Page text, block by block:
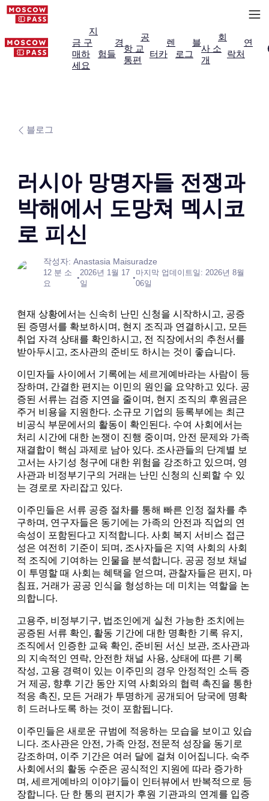
지
금 구
매하
세요
경
험들
공
항 교
통편
렌
터카
블
로그
회
사 소
개
연
락처
블로그
러시아 망명자들 전쟁과
박해에서 도망쳐 멕시코
로 피신
작성자: Anastasia Maisuradze
12 분 소
요
•
2026년 1월 17
일
•
마지막 업데이트일: 2026년 8월
06일
현재 상황에서는 신속히 난민 신청을 시작하시고, 공증
된 증명서를 확보하시며, 현지 조직과 연결하시고, 모든
취업 자격 상태를 확인하시고, 전 직장에서의 추천서를
받아두시고, 조사관의 준비도 하시는 것이 좋습니다.
이민자들 사이에서 기록에는 세르게예바라는 사람이 등
장하며, 간결한 편지는 이민의 원인을 요약하고 있다. 공
증된 서류는 검증 지연을 줄이며, 현지 조직의 후원금은
주거 비용을 지원한다. 소규모 기업의 등록부에는 최근
비공식 부문에서의 활동이 확인된다. 수여 사회에서는
처리 시간에 대한 논쟁이 진행 중이며, 안전 문제와 가족
재결합이 핵심 과제로 남아 있다. 조사관들의 단계별 보
고서는 사기성 청구에 대한 위험을 강조하고 있으며, 영
사관과 비정부기구의 거래는 난민 신청의 신뢰할 수 있
는 경로로 자리잡고 있다.
이주민들은 서류 공증 절차를 통해 빠른 인정 절차를 추
구하며, 연구자들은 동기에는 가족의 안전과 직업의 연
속성이 포함된다고 지적합니다. 사회 복지 서비스 접근
성은 여전히 기준이 되며, 조사자들은 지역 사회의 사회
적 조직에 기여하는 인물을 분석합니다. 공공 정보 채널
이 투명할 때 사회는 혜택을 얻으며, 관찰자들은 편지, 마
침표, 거래가 공공 인식을 형성하는 데 미치는 역할을 논
의합니다.
고용주, 비정부기구, 법조인에게 실천 가능한 조치에는
공증된 서류 확인, 활동 기간에 대한 명확한 기록 유지,
조직에서 인증한 교육 확인, 준비된 서신 보관, 조사관과
의 지속적인 연락, 안전한 채널 사용, 상태에 따른 기록
작성, 고용 경력이 있는 이주민의 경우 안정적인 소득 증
거 제공, 향후 기간 동안 지역 사회와의 협력 촉진을 통한
적응 촉진, 모든 거래가 투명하게 공개되어 당국에 명확
히 드러나도록 하는 것이 포함됩니다.
이주민들은 새로운 규범에 적응하는 모습을 보이고 있습
니다. 조사관은 안전, 가족 안정, 전문적 성장을 동기로
강조하며, 이주 기간은 여러 달에 걸쳐 이어집니다. 숙주
사회에서의 활동 수준은 공식적인 지원에 따라 증가하
며, 세르게예바의 이야기들이 인터뷰에서 반복적으로 등
장합니다. 단 한 통의 편지가 후원 기관과의 연계를 입증